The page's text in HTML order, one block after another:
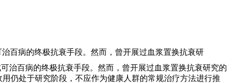
百病的终极抗衰手段。然而，曾开展过血浆置换抗衰研
治百病的终极抗衰手段。然而，曾开展过血浆置换抗衰研究的
仍处于研究阶段，不应作为健康人群的常规治疗方法进行推